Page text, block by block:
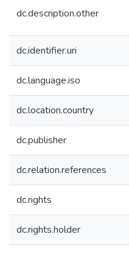
dc.description.other
dc.identifier.uri
dc.language.iso
dc.location.country
dc.publisher
dc.relation.references
dc.rights
dc.rights.holder